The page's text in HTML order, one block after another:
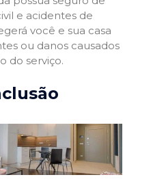
e acidentes de
você e sua casa
ou danos causados
do serviço.